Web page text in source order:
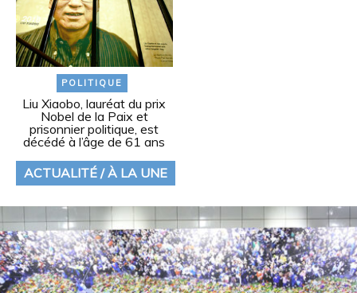
POLITIQUE
Liu Xiaobo, lauréat du prix
Nobel de la Paix et
prisonnier politique, est
décédé à l’âge de 61 ans
ACTUALITÉ / À LA UNE